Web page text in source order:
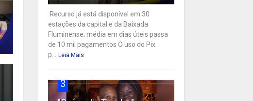
Recurso já está disponível em 30
estações da capital e da Baixada
Fluminense; média em dias úteis passa
de 10 mil pagamentos O uso do Pix
p...
Leia Mais
3